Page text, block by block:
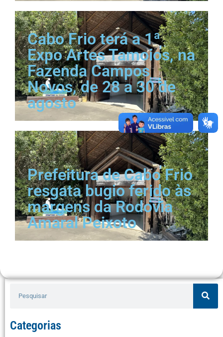
Cabo Frio terá a 1ª
Expo Artes Tamoios, na
Fazenda Campos
Novos, de 28 a 30 de
agosto
Prefeitura de Cabo Frio
resgata bugio ferido às
margens da Rodovia
Amaral Peixoto
Categorias